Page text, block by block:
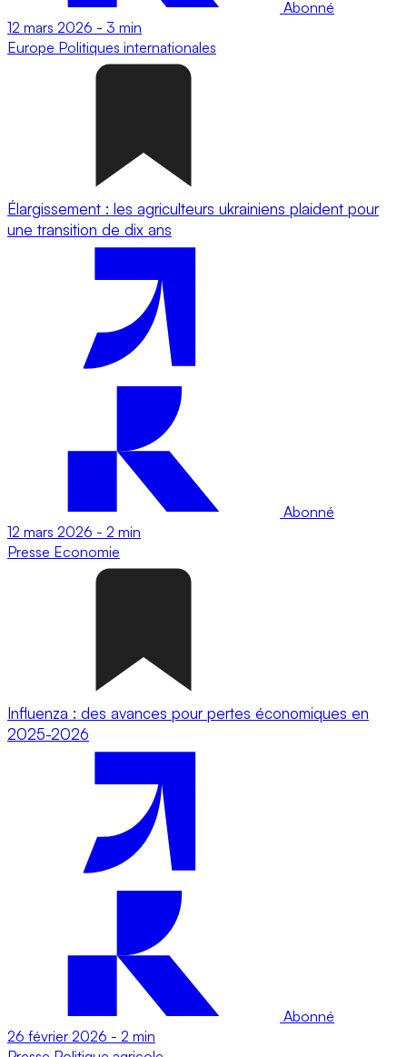
Abonné
12 mars 2026 - 3 min
Europe Politiques internationales
Élargissement : les agriculteurs ukrainiens plaident pour
une transition de dix ans
Abonné
12 mars 2026 - 2 min
Presse Economie
Influenza : des avances pour pertes économiques en
2025-2026
Abonné
26 février 2026 - 2 min